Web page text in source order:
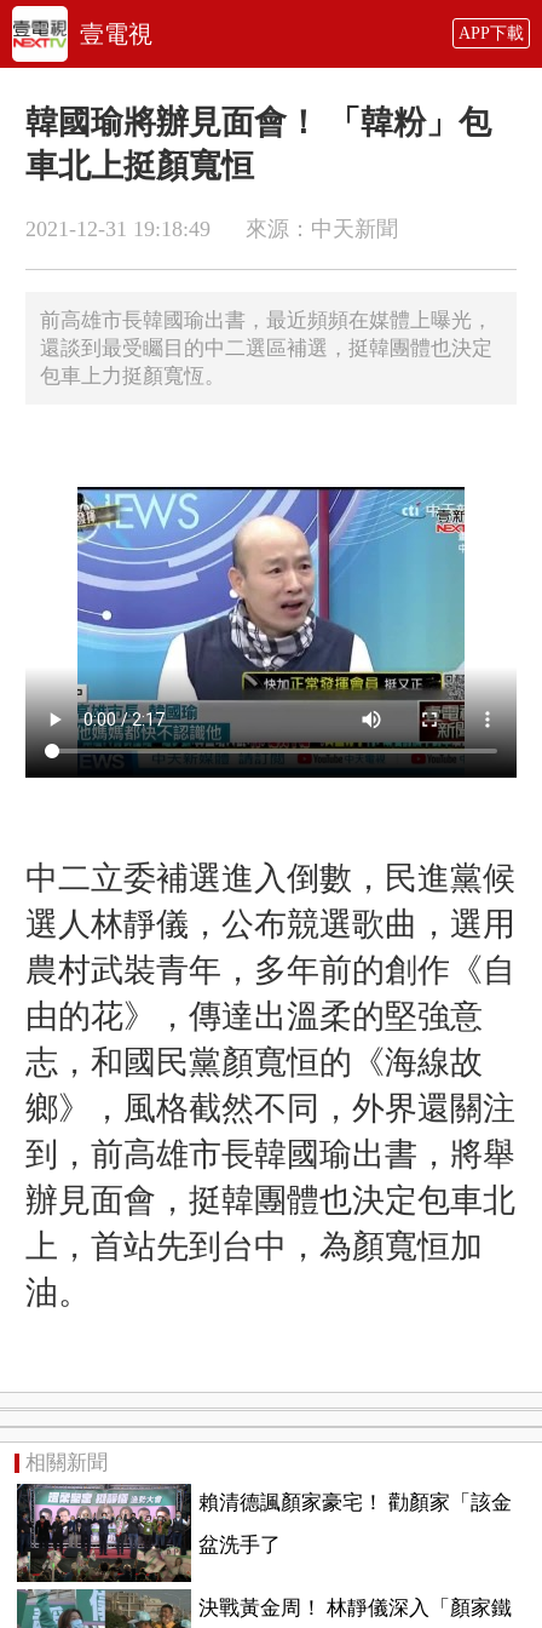
壹電視 APP下載
韓國瑜將辦見面會！ 「韓粉」包
車北上挺顏寬恒
2021-12-31 19:18:49 來源：中天新聞
前高雄市長韓國瑜出書，最近頻頻在媒體上曝光，
還談到最受矚目的中二選區補選，挺韓團體也決定
包車上力挺顏寬恆。
中二立委補選進入倒數，民進黨候
選人林靜儀，公布競選歌曲，選用
農村武裝青年，多年前的創作《自
由的花》，傳達出溫柔的堅強意
志，和國民黨顏寬恒的《海線故
鄉》，風格截然不同，外界還關注
到，前高雄市長韓國瑜出書，將舉
辦見面會，挺韓團體也決定包車北
上，首站先到台中，為顏寬恒加
油。
相關新聞
賴清德諷顏家豪宅！ 勸顏家「該金
盆洗手了
決戰黃金周！ 林靜儀深入「顏家鐵